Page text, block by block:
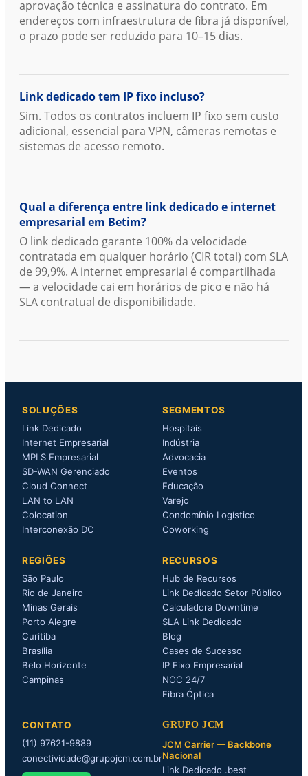
aprovação técnica e assinatura do contrato. Em
endereços com infraestrutura de fibra já disponível,
o prazo pode ser reduzido para 10–15 dias.
Link dedicado tem IP fixo incluso?
Sim. Todos os contratos incluem IP fixo sem custo
adicional, essencial para VPN, câmeras remotas e
sistemas de acesso remoto.
Qual a diferença entre link dedicado e internet
empresarial em Betim?
O link dedicado garante 100% da velocidade
contratada em qualquer horário (CIR total) com SLA
de 99,9%. A internet empresarial é compartilhada
— a velocidade cai em horários de pico e não há
SLA contratual de disponibilidade.
SOLUÇÕES
Link Dedicado
Internet Empresarial
MPLS Empresarial
SD-WAN Gerenciado
Cloud Connect
LAN to LAN
Colocation
Interconexão DC
SEGMENTOS
Hospitais
Indústria
Advocacia
Eventos
Educação
Varejo
Condomínio Logístico
Coworking
REGIÕES
São Paulo
Rio de Janeiro
Minas Gerais
Porto Alegre
Curitiba
Brasília
Belo Horizonte
Campinas
RECURSOS
Hub de Recursos
Link Dedicado Setor Público
Calculadora Downtime
SLA Link Dedicado
Blog
Cases de Sucesso
IP Fixo Empresarial
NOC 24/7
Fibra Óptica
CONTATO
(11) 97621-9889
conectividade@grupojcm.com.br
GRUPO JCM
JCM Carrier — Backbone
Nacional
Link Dedicado .best